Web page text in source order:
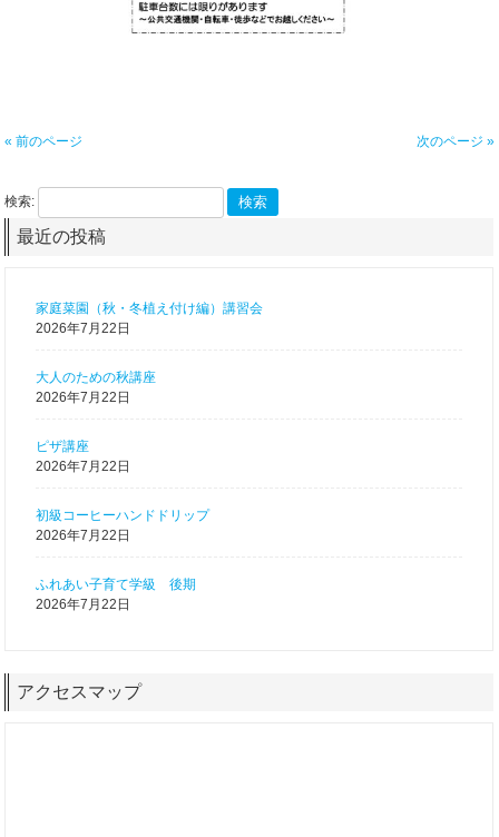
« 前のページ 次のページ »
検索:
最近の投稿
家庭菜園（秋・冬植え付け編）講習会
2026年7月22日
大人のための秋講座
2026年7月22日
ピザ講座
2026年7月22日
初級コーヒーハンドドリップ
2026年7月22日
ふれあい子育て学級 後期
2026年7月22日
アクセスマップ